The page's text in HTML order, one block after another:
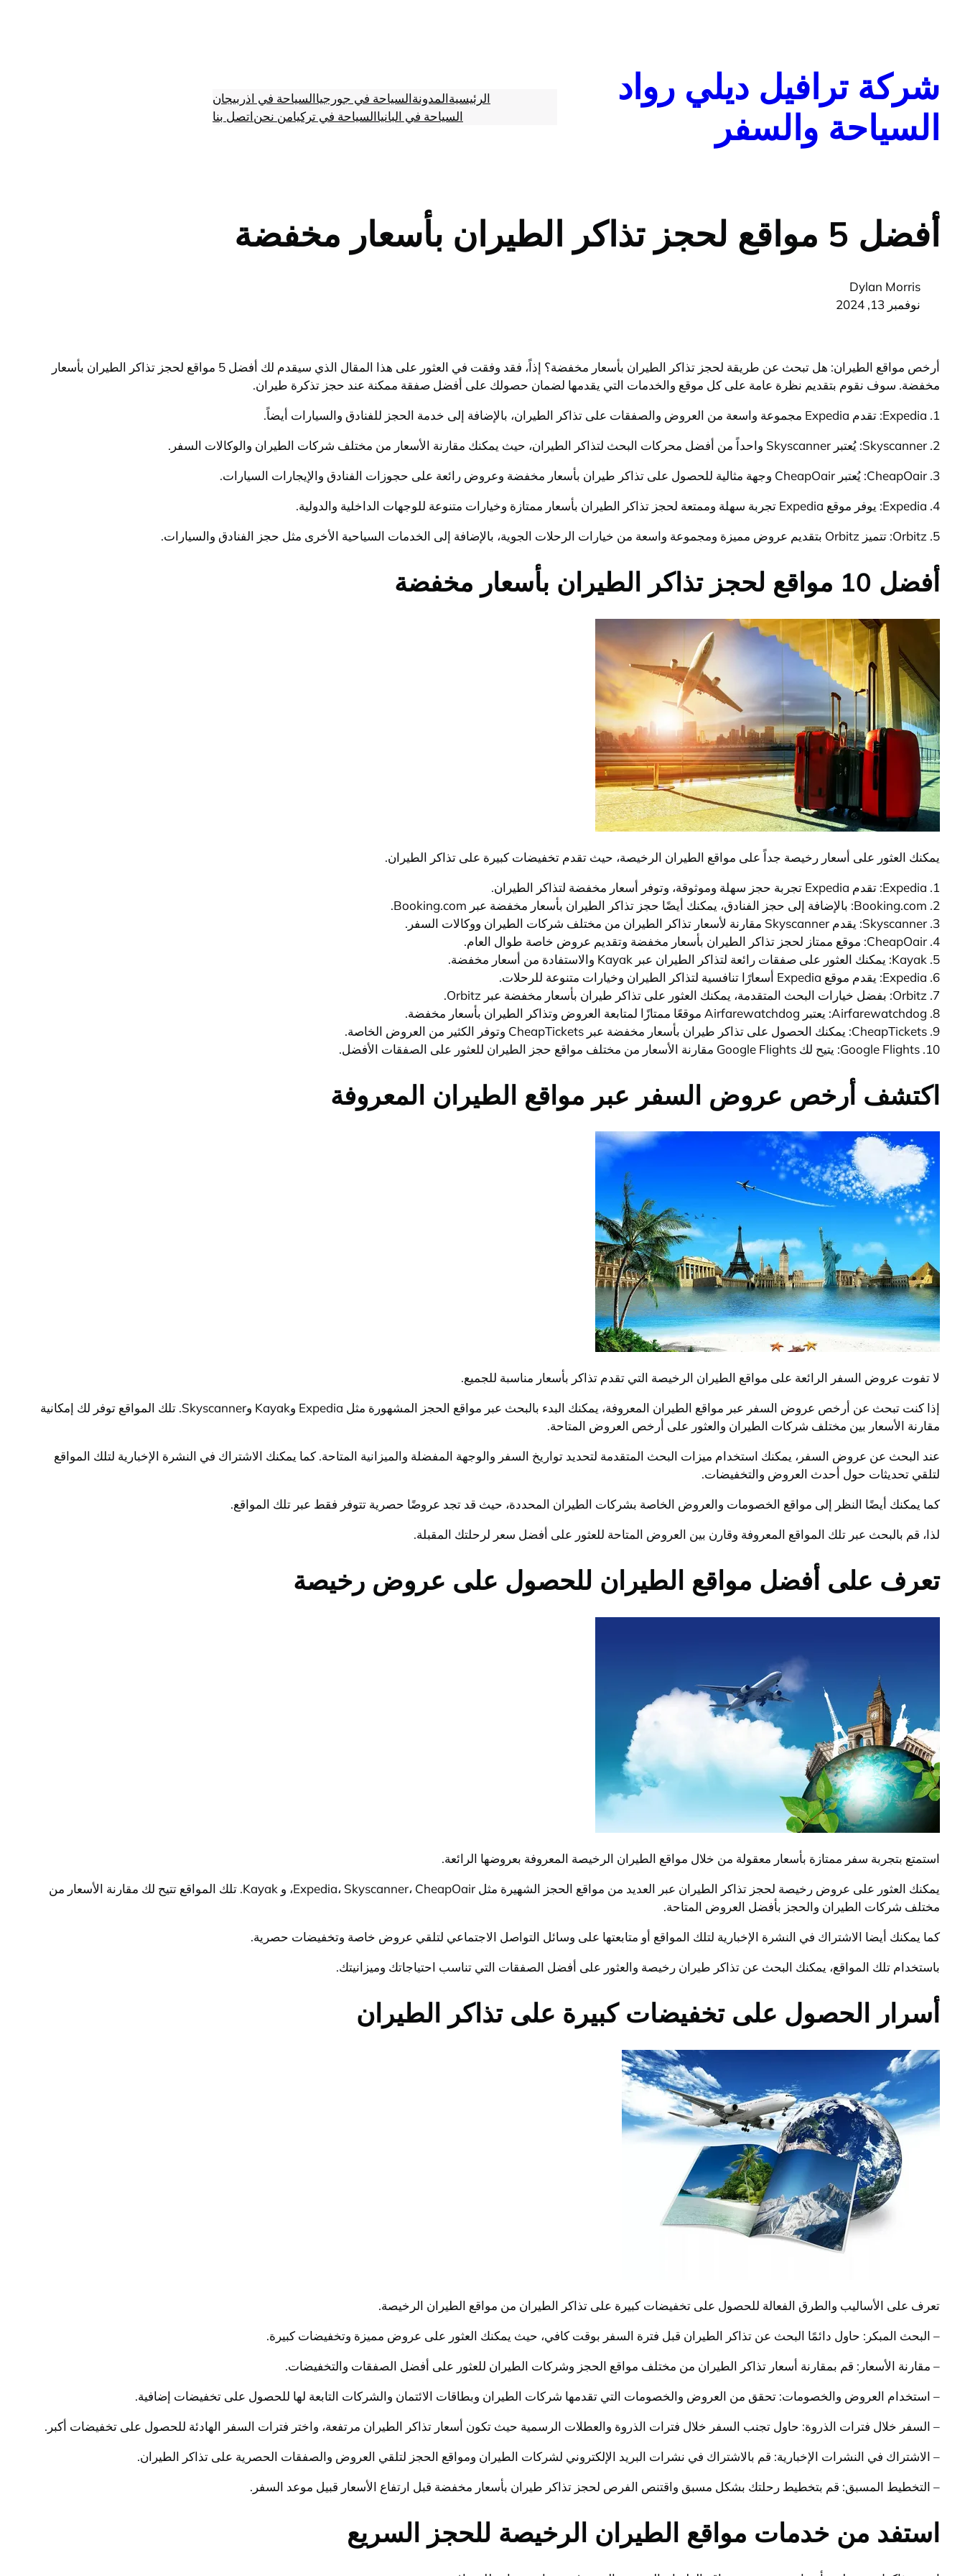
شركة ترافيل ديلي رواد
السياحة والسفر
الرئيسيةالمدونةالسياحة في جورجياالسياحة في اذربيجان
السياحة في البانياالسياحة في تركيامن نحناتصل بنا
أفضل 5 مواقع لحجز تذاكر الطيران بأسعار مخفضة
Dylan Morris
نوفمبر 13, 2024
أرخص مواقع الطيران: هل تبحث عن طريقة لحجز تذاكر الطيران بأسعار مخفضة؟ إذاً، فقد وفقت في العثور على هذا المقال الذي سيقدم لك أفضل 5 مواقع لحجز تذاكر الطيران بأسعار
مخفضة. سوف نقوم بتقديم نظرة عامة على كل موقع والخدمات التي يقدمها لضمان حصولك على أفضل صفقة ممكنة عند حجز تذكرة طيران.
1. Expedia: تقدم Expedia مجموعة واسعة من العروض والصفقات على تذاكر الطيران، بالإضافة إلى خدمة الحجز للفنادق والسيارات أيضاً.
2. Skyscanner: يُعتبر Skyscanner واحداً من أفضل محركات البحث لتذاكر الطيران، حيث يمكنك مقارنة الأسعار من مختلف شركات الطيران والوكالات السفر.
3. CheapOair: يُعتبر CheapOair وجهة مثالية للحصول على تذاكر طيران بأسعار مخفضة وعروض رائعة على حجوزات الفنادق والإيجارات السيارات.
4. Expedia: يوفر موقع Expedia تجربة سهلة وممتعة لحجز تذاكر الطيران بأسعار ممتازة وخيارات متنوعة للوجهات الداخلية والدولية.
5. Orbitz: تتميز Orbitz بتقديم عروض مميزة ومجموعة واسعة من خيارات الرحلات الجوية، بالإضافة إلى الخدمات السياحية الأخرى مثل حجز الفنادق والسيارات.
أفضل 10 مواقع لحجز تذاكر الطيران بأسعار مخفضة
يمكنك العثور على أسعار رخيصة جداً على مواقع الطيران الرخيصة، حيث تقدم تخفيضات كبيرة على تذاكر الطيران.
1. Expedia: تقدم Expedia تجربة حجز سهلة وموثوقة، وتوفر أسعار مخفضة لتذاكر الطيران.
2. Booking.com: بالإضافة إلى حجز الفنادق، يمكنك أيضًا حجز تذاكر الطيران بأسعار مخفضة عبر Booking.com.
3. Skyscanner: يقدم Skyscanner مقارنة لأسعار تذاكر الطيران من مختلف شركات الطيران ووكالات السفر.
4. CheapOair: موقع ممتاز لحجز تذاكر الطيران بأسعار مخفضة وتقديم عروض خاصة طوال العام.
5. Kayak: يمكنك العثور على صفقات رائعة لتذاكر الطيران عبر Kayak والاستفادة من أسعار مخفضة.
6. Expedia: يقدم موقع Expedia أسعارًا تنافسية لتذاكر الطيران وخيارات متنوعة للرحلات.
7. Orbitz: بفضل خيارات البحث المتقدمة، يمكنك العثور على تذاكر طيران بأسعار مخفضة عبر Orbitz.
8. Airfarewatchdog: يعتبر Airfarewatchdog موقعًا ممتازًا لمتابعة العروض وتذاكر الطيران بأسعار مخفضة.
9. CheapTickets: يمكنك الحصول على تذاكر طيران بأسعار مخفضة عبر CheapTickets وتوفر الكثير من العروض الخاصة.
10. Google Flights: يتيح لك Google Flights مقارنة الأسعار من مختلف مواقع حجز الطيران للعثور على الصفقات الأفضل.
اكتشف أرخص عروض السفر عبر مواقع الطيران المعروفة
لا تفوت عروض السفر الرائعة على مواقع الطيران الرخيصة التي تقدم تذاكر بأسعار مناسبة للجميع.
إذا كنت تبحث عن أرخص عروض السفر عبر مواقع الطيران المعروفة، يمكنك البدء بالبحث عبر مواقع الحجز المشهورة مثل Expedia وKayak وSkyscanner. تلك المواقع توفر لك إمكانية
مقارنة الأسعار بين مختلف شركات الطيران والعثور على أرخص العروض المتاحة.
عند البحث عن عروض السفر، يمكنك استخدام ميزات البحث المتقدمة لتحديد تواريخ السفر والوجهة المفضلة والميزانية المتاحة. كما يمكنك الاشتراك في النشرة الإخبارية لتلك المواقع
لتلقي تحديثات حول أحدث العروض والتخفيضات.
كما يمكنك أيضًا النظر إلى مواقع الخصومات والعروض الخاصة بشركات الطيران المحددة، حيث قد تجد عروضًا حصرية تتوفر فقط عبر تلك المواقع.
لذا، قم بالبحث عبر تلك المواقع المعروفة وقارن بين العروض المتاحة للعثور على أفضل سعر لرحلتك المقبلة.
تعرف على أفضل مواقع الطيران للحصول على عروض رخيصة
استمتع بتجربة سفر ممتازة بأسعار معقولة من خلال مواقع الطيران الرخيصة المعروفة بعروضها الرائعة.
يمكنك العثور على عروض رخيصة لحجز تذاكر الطيران عبر العديد من مواقع الحجز الشهيرة مثل Expedia، Skyscanner، CheapOair، و Kayak. تلك المواقع تتيح لك مقارنة الأسعار من
مختلف شركات الطيران والحجز بأفضل العروض المتاحة.
كما يمكنك أيضا الاشتراك في النشرة الإخبارية لتلك المواقع أو متابعتها على وسائل التواصل الاجتماعي لتلقي عروض خاصة وتخفيضات حصرية.
باستخدام تلك المواقع، يمكنك البحث عن تذاكر طيران رخيصة والعثور على أفضل الصفقات التي تناسب احتياجاتك وميزانيتك.
أسرار الحصول على تخفيضات كبيرة على تذاكر الطيران
تعرف على الأساليب والطرق الفعالة للحصول على تخفيضات كبيرة على تذاكر الطيران من مواقع الطيران الرخيصة.
– البحث المبكر: حاول دائمًا البحث عن تذاكر الطيران قبل فترة السفر بوقت كافي، حيث يمكنك العثور على عروض مميزة وتخفيضات كبيرة.
– مقارنة الأسعار: قم بمقارنة أسعار تذاكر الطيران من مختلف مواقع الحجز وشركات الطيران للعثور على أفضل الصفقات والتخفيضات.
– استخدام العروض والخصومات: تحقق من العروض والخصومات التي تقدمها شركات الطيران وبطاقات الائتمان والشركات التابعة لها للحصول على تخفيضات إضافية.
– السفر خلال فترات الذروة: حاول تجنب السفر خلال فترات الذروة والعطلات الرسمية حيث تكون أسعار تذاكر الطيران مرتفعة، واختر فترات السفر الهادئة للحصول على تخفيضات أكبر.
– الاشتراك في النشرات الإخبارية: قم بالاشتراك في نشرات البريد الإلكتروني لشركات الطيران ومواقع الحجز لتلقي العروض والصفقات الحصرية على تذاكر الطيران.
– التخطيط المسبق: قم بتخطيط رحلتك بشكل مسبق واقتنص الفرص لحجز تذاكر طيران بأسعار مخفضة قبل ارتفاع الأسعار قبيل موعد السفر.
استفد من خدمات مواقع الطيران الرخيصة للحجز السريع